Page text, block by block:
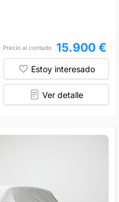
Precio al contado 15.900 €
Estoy interesado
Ver detalle